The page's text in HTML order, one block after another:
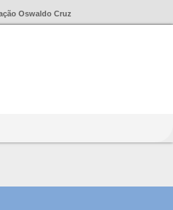
Oswaldo Cruz